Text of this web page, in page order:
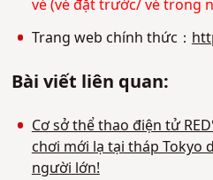
vé (vé đặt trước/ vé trong
Trang web chính thức：
Bài viết liên quan:
Cơ sở thể thao điện tử
chơi mới lạ tại tháp Tokyo
người lớn!